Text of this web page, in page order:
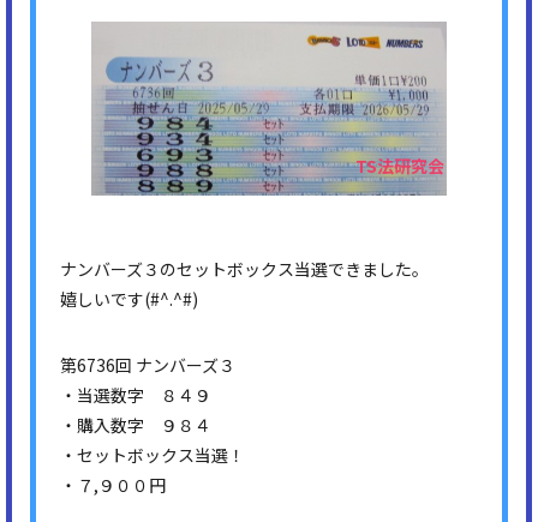
ナンバーズ３のセットボックス当選できました。
嬉しいです(#^.^#)
第6736回 ナンバーズ３
・当選数字 ８４９
・購入数字 ９８４
・セットボックス当選！
・７,９００円